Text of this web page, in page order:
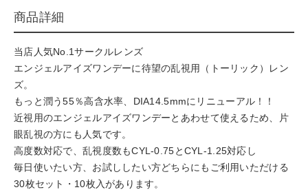
商品詳細
当店人気No.1サークルレンズ
エンジェルアイズワンデーに待望の乱視用（トーリック）レン
ズ。
もっと潤う55％高含水率、DIA14.5mmにリニューアル！！
近視用のエンジェルアイズワンデーとあわせて使えるため、片
眼乱視の方にも人気です。
高度数対応で、乱視度数もCYL-0.75とCYL-1.25対応し
毎日使いたい方、お試ししたい方どちらにもご利用いただける
30枚セット・10枚入があります。